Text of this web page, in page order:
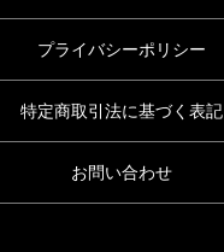
プライバシーポリシー
特定商取引法に基づく表記
お問い合わせ